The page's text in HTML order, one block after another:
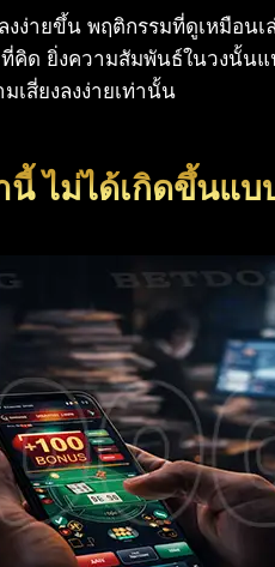
ง่ายขึ้น พฤติกรรมที่ดูเหมือน
ที่คิด ยิ่งความสัมพันธ์ในวงนั้น
เสี่ยงลงง่ายเท่านั้น
ไม่ได้เกิดขึ้นแ